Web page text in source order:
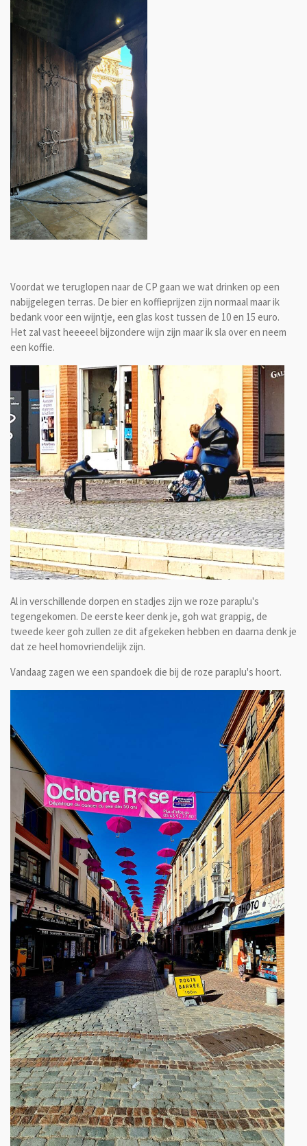
Voordat we teruglopen naar de CP gaan we wat drinken op een
nabijgelegen terras. De bier en koffieprijzen zijn normaal maar ik
bedank voor een wijntje, een glas kost tussen de 10 en 15 euro.
Het zal vast heeeeel bijzondere wijn zijn maar ik sla over en neem
een koffie.
Al in verschillende dorpen en stadjes zijn we roze paraplu's
tegengekomen. De eerste keer denk je, goh wat grappig, de
tweede keer goh zullen ze dit afgekeken hebben en daarna denk je
dat ze heel homovriendelijk zijn.
Vandaag zagen we een spandoek die bij de roze paraplu's hoort.